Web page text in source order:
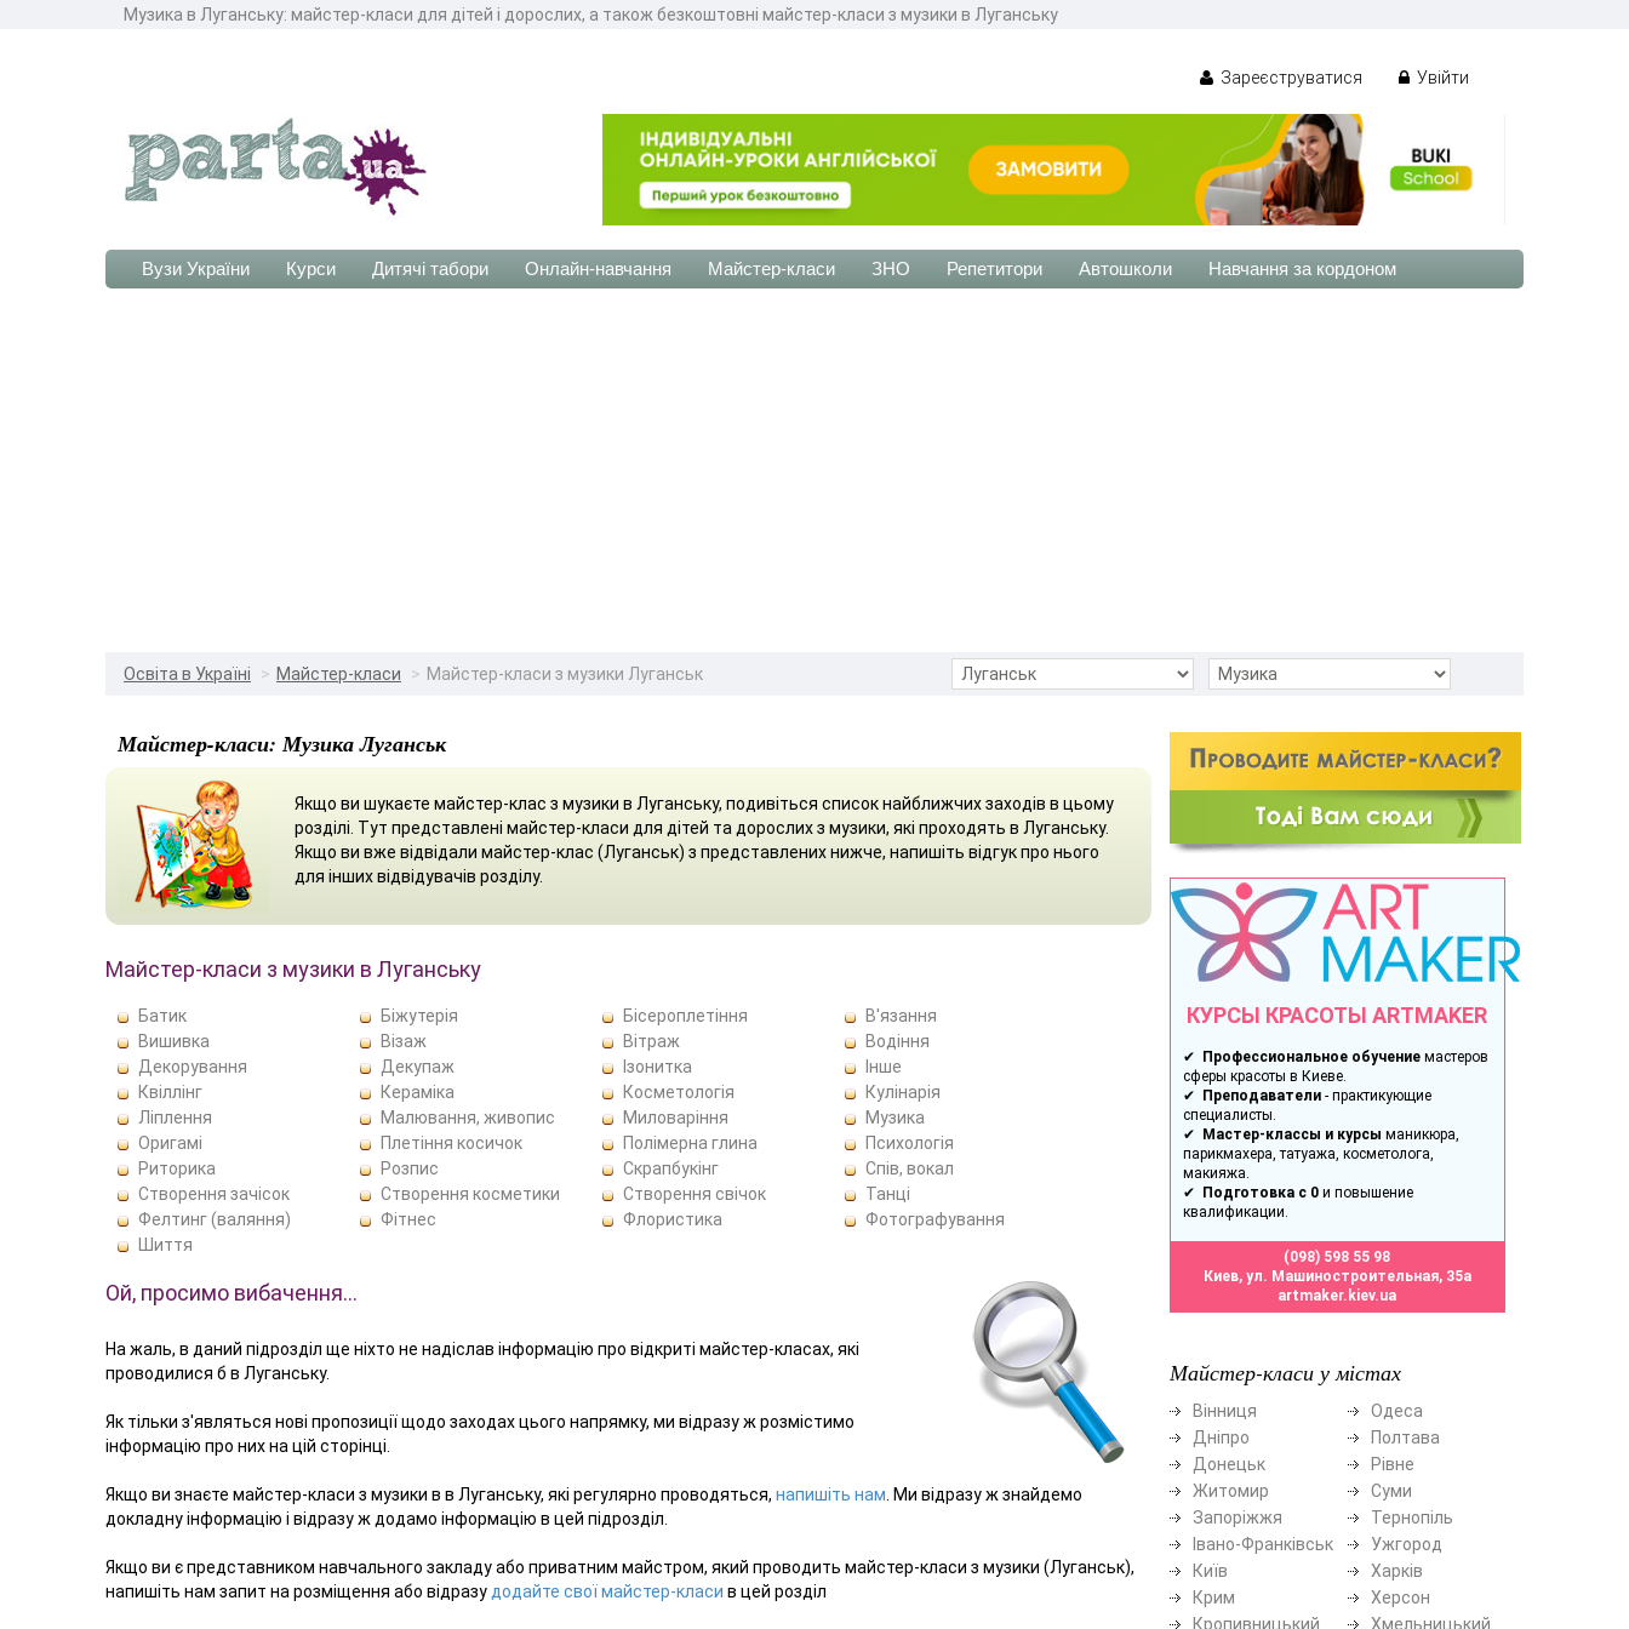
Музика в Луганську: майстер-класи для дітей і дорослих, а також безкоштовні майстер-класи з музики в Луганську
Зареєструватися Увійти
Вузи України Курси Дитячі табори Онлайн-навчання Майстер-класи ЗНО Репетитори Автошколи Навчання за кордоном
Освіта в Україні Майстер-класи Майстер-класи з музики Луганськ
Майстер-класи: Музика Луганськ
Якщо ви шукаєте майстер-клас з музики в Луганську, подивіться список найближчих заходів в цьому
розділі. Тут представлені майстер-класи для дітей та дорослих з музики, які проходять в Луганську.
Якщо ви вже відвідали майстер-клас (Луганськ) з представлених нижче, напишіть відгук про нього
для інших відвідувачів розділу.
Майстер-класи з музики в Луганську
Батик Біжутерія Бісероплетіння
В'язання
Вишивка
Візаж Вітраж
Водіння
Декорування
Декупаж Ізонитка
Інше
Квіллінг
Кераміка Косметологія
Кулінарія
Ліплення
Малювання, живопис Миловаріння
Музика
Оригамі
Плетіння косичок Полімерна глина
Психологія
Риторика
Розпис Скрапбукінг
Спів, вокал
Створення зачісок
Створення косметики Створення свічок
Танці
Фелтинг (валяння)
Фітнес Флористика
Фотографування
Шиття
Ой, просимо вибачення…
На жаль, в даний підрозділ ще ніхто не надіслав інформацію про відкриті майстер-класах, які
проводилися б в Луганську.
Як тільки з'являться нові пропозиції щодо заходах цього напрямку, ми відразу ж розмістимо
інформацію про них на цій сторінці.
Якщо ви знаєте майстер-класи з музики в в Луганську, які регулярно проводяться, напишіть нам . Ми відразу ж знайдемо
докладну інформацію і відразу ж додамо інформацію в цей підрозділ.
Якщо ви є представником навчального закладу або приватним майстром, який проводить майстер-класи з музики (Луганськ),
напишіть нам запит на розміщення або відразу додайте свої майстер-класи в цей розділ
КУРСЫ КРАСОТЫ ARTMAKER
✔ Профессиональное обучениемастеров
сферы красоты в Киеве.
✔ Преподаватели- практикующие
специалисты.
✔ Мастер-классы и курсы маникюра,
парикмахера, татуажа, косметолога,
макияжа.
✔ Подготовка с 0и повышение
квалификации.
(098) 598 55 98
Киев, ул. Машиностроительная, 35а
artmaker.kiev.ua
Майстер-класи у містах
Вінниця
Дніпро
Донецьк
Житомир
Запоріжжя
Івано-Франківськ
Київ
Крим
Кропивницький
Одеса
Полтава
Рівне
Суми
Тернопіль
Ужгород
Харків
Херсон
Хмельницький